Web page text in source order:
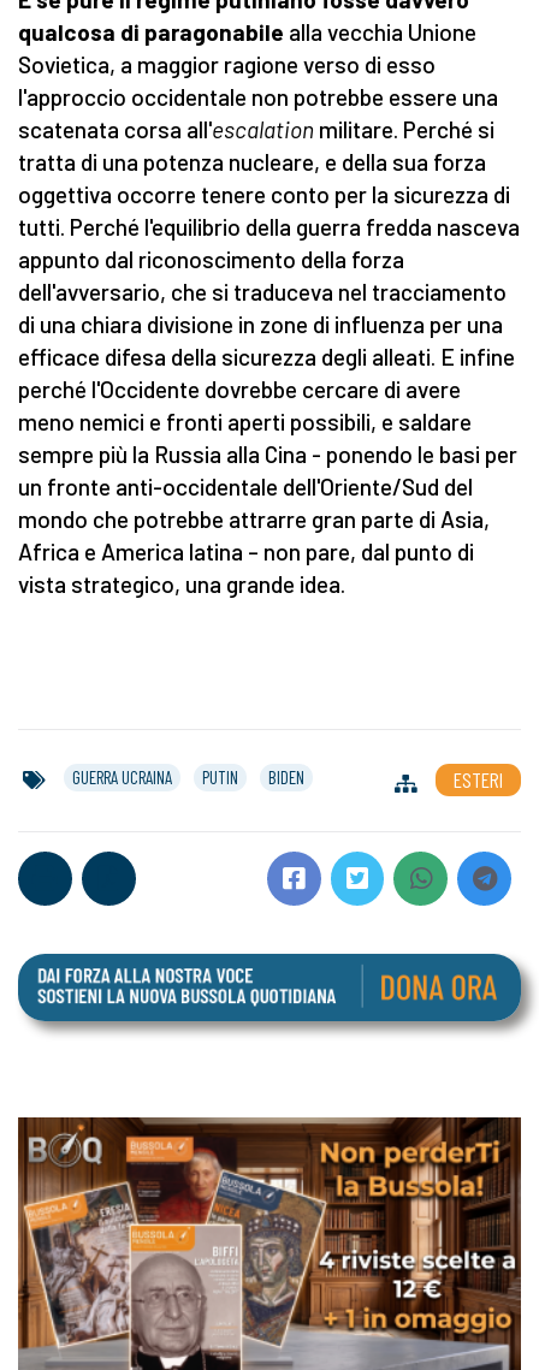
qualcosa di paragonabile alla vecchia Unione
Sovietica, a maggior ragione verso di esso
l'approccio occidentale non potrebbe essere una
scatenata corsa all'escalation militare. Perché si
tratta di una potenza nucleare, e della sua forza
oggettiva occorre tenere conto per la sicurezza di
tutti. Perché l'equilibrio della guerra fredda nasceva
appunto dal riconoscimento della forza
dell'avversario, che si traduceva nel tracciamento
di una chiara divisione in zone di influenza per una
efficace difesa della sicurezza degli alleati. E infine
perché l'Occidente dovrebbe cercare di avere
meno nemici e fronti aperti possibili, e saldare
sempre più la Russia alla Cina - ponendo le basi per
un fronte anti-occidentale dell'Oriente/Sud del
mondo che potrebbe attrarre gran parte di Asia,
Africa e America latina – non pare, dal punto di
vista strategico, una grande idea.
GUERRA UCRAINA PUTIN BIDEN ESTERI